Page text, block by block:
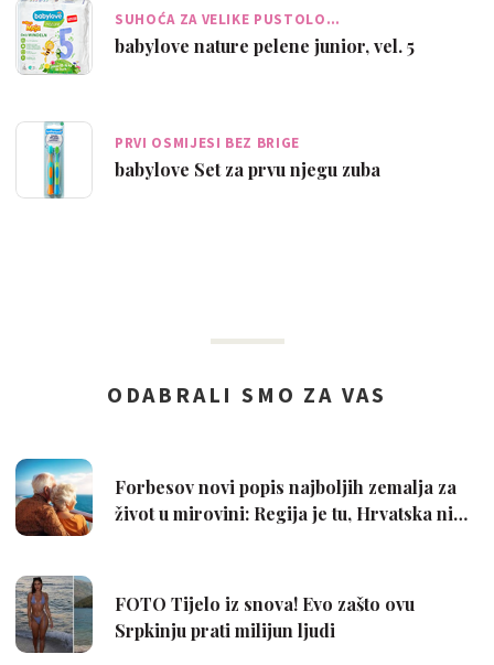
SUHOĆA ZA VELIKE PUSTOLO…
babylove nature pelene junior, vel. 5
PRVI OSMIJESI BEZ BRIGE
babylove Set za prvu njegu zuba